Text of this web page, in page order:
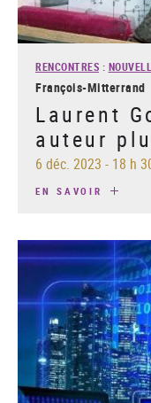
RENCONTRES :
François-Mitterrand
Laurent
auteur
6 déc. 2023 - 18 h
EN SAVOIR